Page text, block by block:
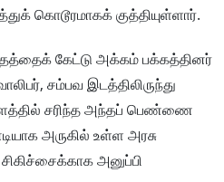
கொடூரமாகக் குத்தியுள்ளார்.
கேட்டு அக்கம் பக்கத்தினர்
சம்பவ இடத்திலிருந்து
சரிந்த அந்தப் பெண்ணை
அருகில் உள்ள அரசு
அனுப்பி